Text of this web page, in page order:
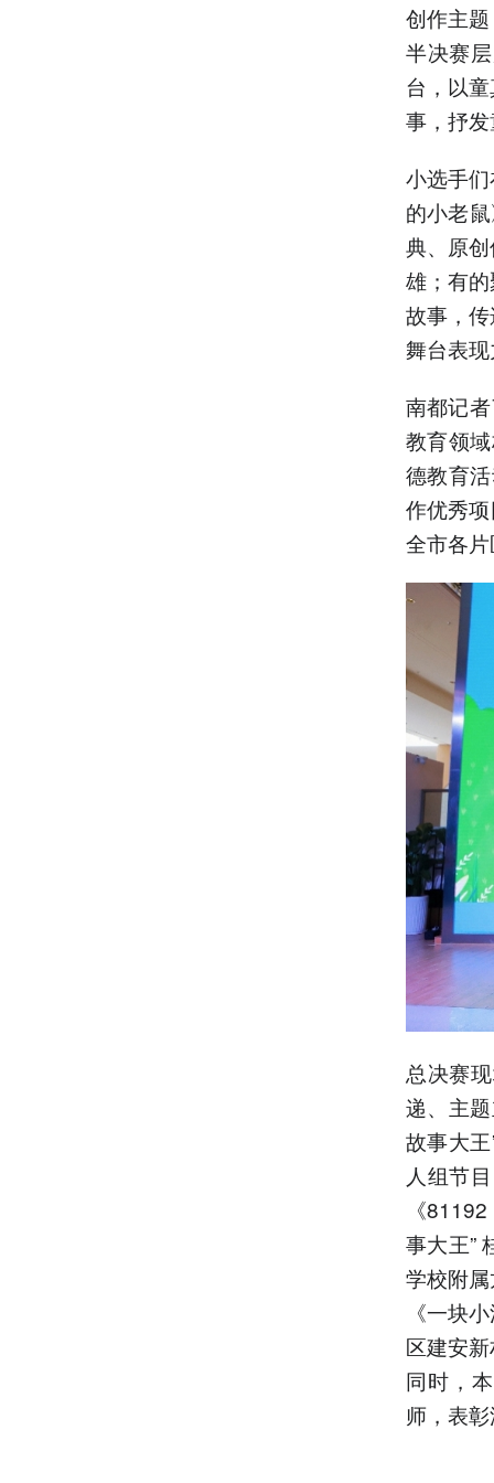
创作主
半决赛
台，以
事，抒
小选手
的小老
典、原
雄；有
故事，
舞台表
南都记
教育领
德教育
作优秀
全市各
总决赛
递、主
故事大
人组节
《
事大王”
学校附
《一块
区建安
同时，
师，表